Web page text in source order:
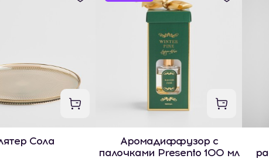
Солa
Аромадиффузор с
палочками Presento 100 мл